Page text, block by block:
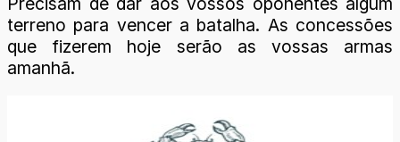
terreno para vencer a batalha. As concessões
que fizerem hoje serão as vossas armas
amanhã.